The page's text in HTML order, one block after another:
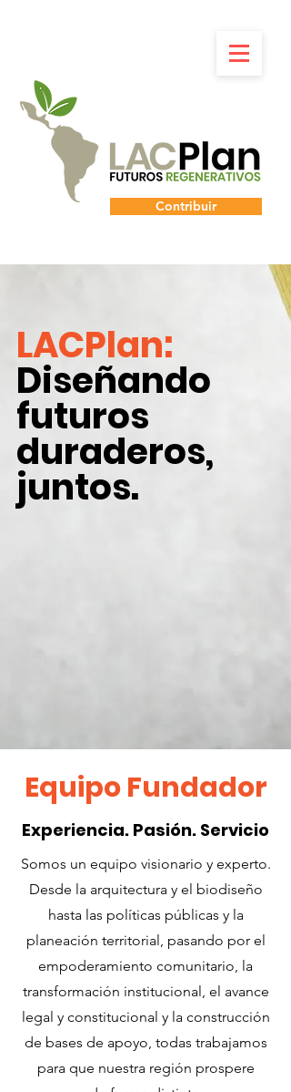
Contribuir
LACPlan:
Diseñando
futuros
duraderos,
juntos.
Equipo Fundador
Experiencia. Pasión. Servicio
Somos un equipo visionario y experto.
Desde la arquitectura y el biodiseño
hasta las políticas públicas y la
planeación territorial, pasando por el
empoderamiento comunitario, la
transformación institucional, el avance
legal y constitucional y la construcción
de bases de apoyo, todas trabajamos
para que nuestra región prospere